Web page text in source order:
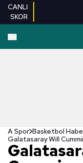
CANLI
SKOR
A Spor Basketbol
Galatasaray Will